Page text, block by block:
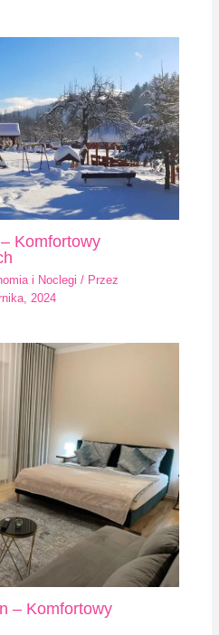
Komfortowy
i Noclegi / Przez
2024
– Komfortowy